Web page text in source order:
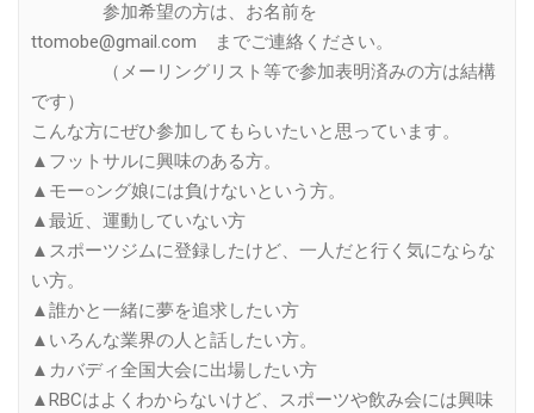
参加希望の方は、お名前を
ttomobe@gmail.com までご連絡ください。
（メーリングリスト等で参加表明済みの方は結構
です）
こんな方にぜひ参加してもらいたいと思っています。
▲フットサルに興味のある方。
▲モー○ング娘には負けないという方。
▲最近、運動していない方
▲スポーツジムに登録したけど、一人だと行く気にならな
い方。
▲誰かと一緒に夢を追求したい方
▲いろんな業界の人と話したい方。
▲カバディ全国大会に出場したい方
▲RBCはよくわからないけど、スポーツや飲み会には興味